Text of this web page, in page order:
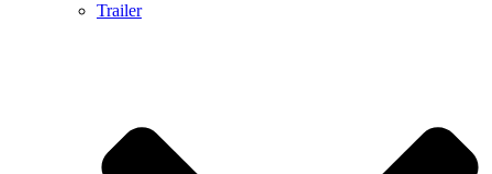
Trailer